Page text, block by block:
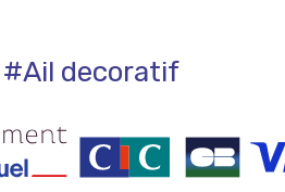
#Ail decoratif